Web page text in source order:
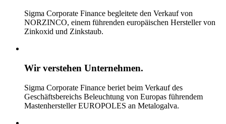
Sigma Corporate Finance begleitete den Verkauf von
NORZINCO, einem führenden europäischen Hersteller von
Zinkoxid und Zinkstaub.
Wir verstehen Unternehmen.
Sigma Corporate Finance beriet beim Verkauf des
Geschäftsbereichs Beleuchtung von Europas führendem
Mastenhersteller EUROPOLES an Metalogalva.